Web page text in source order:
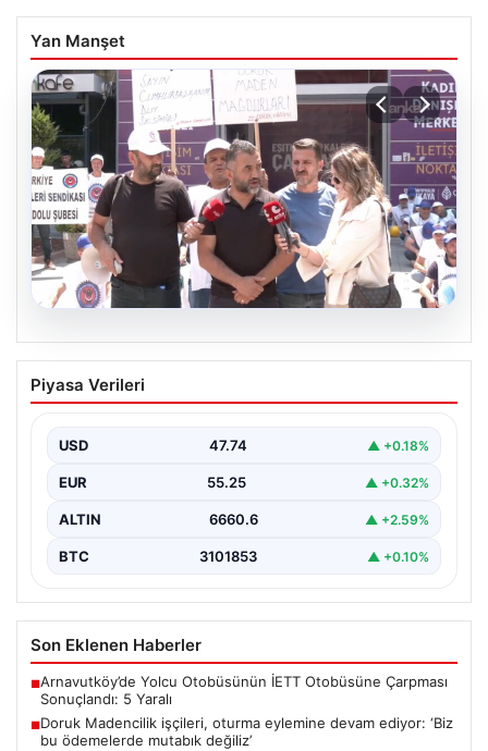
Yan Manşet
08.08.2026
Doruk Madencilik işçileri, oturma
eylemine devam ediyor: ‘Biz bu
{"title": "Doruk Madencilik İşçileri Oturma Eylemine
"Eskişehir’de faaliyet…
Piyasa Verileri
USD 47.74 ▲ +0.18%
EUR 55.25 ▲ +0.32%
ALTIN 6660.6 ▲ +2.59%
BTC 3101853 ▲ +0.10%
Son Eklenen Haberler
■Arnavutköy’de Yolcu Otobüsünün İETT Otobüsüne Çarpması
Sonuçlandı: 5 Yaralı
■Doruk Madencilik işçileri, oturma eylemine devam ediyor: ‘Biz
bu ödemelerde mutabık değiliz’